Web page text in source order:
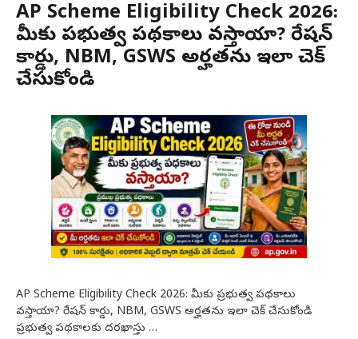
AP Scheme Eligibility Check 2026:
మీకు ప్రభుత్వ పథకాలు వస్తాయా? రేషన్
కార్డు, NBM, GSWS అర్హతను ఇలా చెక్
చేసుకోండి
AP Scheme Eligibility Check 2026: మీకు ప్రభుత్వ పథకాలు
వస్తాయా? రేషన్ కార్డు, NBM, GSWS అర్హతను ఇలా చెక్ చేసుకోండి
ప్రభుత్వ పథకాలకు దరఖాస్తు …